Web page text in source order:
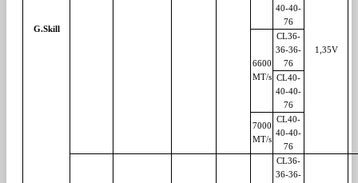
G.Skill
1,35V
40-40-
76
6600
MT/s
CL36-
36-36-
76
CL40-
40-40-
76
7000
MT/s
CL40-
40-40-
76
CL36-
36-36-